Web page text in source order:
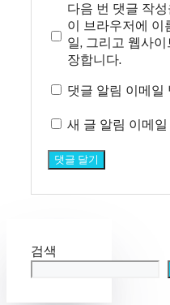
트
다음 번 댓글 작성
이 브라우저에 이
일, 그리고 웹사이
장합니다.
댓글 알림 이메일
새 글 알림 이메일
검색